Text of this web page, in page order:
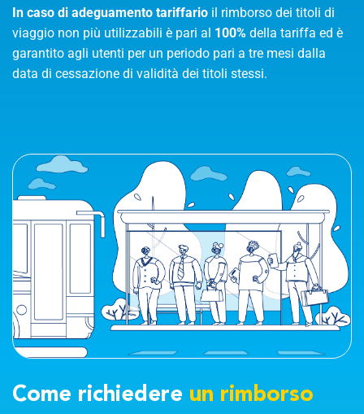
In caso di adeguamento tariffario il rimborso dei titoli di
viaggio non più utilizzabili è pari al 100% della tariffa ed è
garantito agli utenti per un periodo pari a tre mesi dalla
data di cessazione di validità dei titoli stessi.
Come richiedere un rimborso